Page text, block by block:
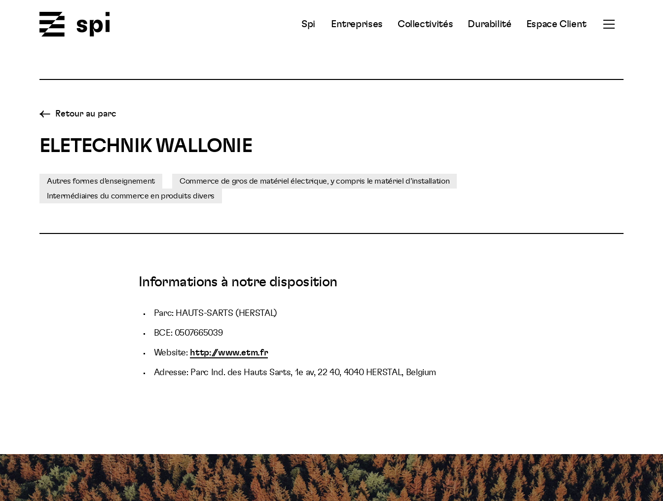
Spi Entreprises Collectivités Durabilité Espace Client
Ouvrir
Retour au parc
ELETECHNIK WALLONIE
Autres formes d'enseignement
Commerce de gros de matériel électrique, y compris le matériel d'installation
Intermédiaires du commerce en produits divers
Informations à notre disposition
Parc: HAUTS-SARTS (HERSTAL)
BCE: 0507665039
Website: http://www.etm.fr
Adresse: Parc Ind. des Hauts Sarts, 1e av, 22 40, 4040 HERSTAL, Belgium